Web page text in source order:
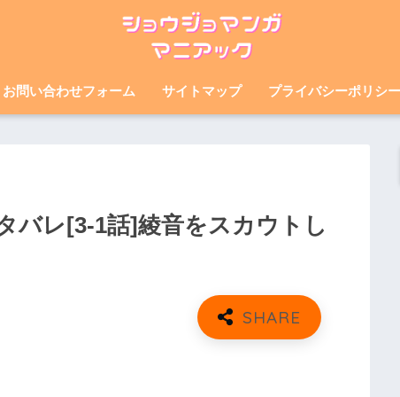
お問い合わせフォーム サイトマップ プライバシーポリシー
バレ[3-1話]綾音をスカウトし